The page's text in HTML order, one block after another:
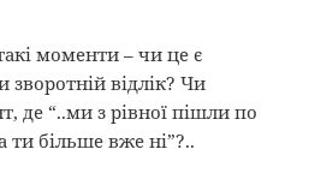
моменти – чи це є
відлік? Чи
де “..ми з рівної пішли по
ти більше вже ні”?..